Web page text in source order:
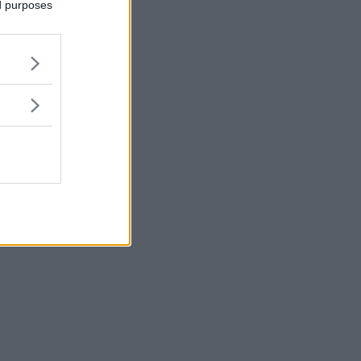
purposes